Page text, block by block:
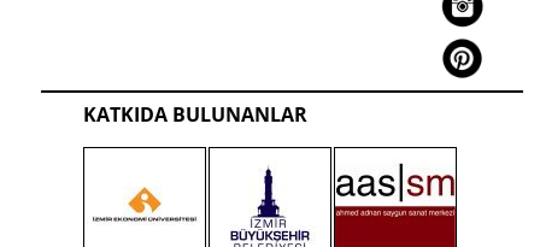
KATKIDA BULUNANLAR